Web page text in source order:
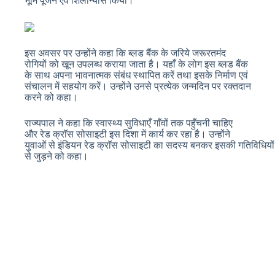
इस अवसर पर उन्होंने कहा कि ब्लड बैंक के जरिये जरूरतमंद
रोगियों को खून उपलब्ध कराया जाता है। यहाँ के लोग इस ब्लड बैंक
के साथ अपना भावनात्मक संबंध स्थापित करें तथा इसके निर्माण एवं
संचालन में सहयोग करें। उन्होंने उनसे प्रत्येक जन्मदिन पर रक्तदान
करने को कहा।
राज्यपाल ने कहा कि स्वास्थ्य सुविधाएँ गाँवों तक पहुँचनी चाहिए
और रेड क्राॅस सोसाइटी इस दिशा में कार्य कर रहा है। उन्होंने
युवाओं से इंडियन रेड क्राॅस सोसाइटी का सदस्य बनकर इसकी गतिविधियों
से जुड़ने को कहा।